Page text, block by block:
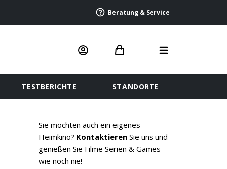
Beratung & Service
TESTBERICHTE STANDORTE
Sie möchten auch ein eigenes
Heimkino? Kontaktieren Sie uns und
genießen Sie Filme Serien & Games
wie noch nie!